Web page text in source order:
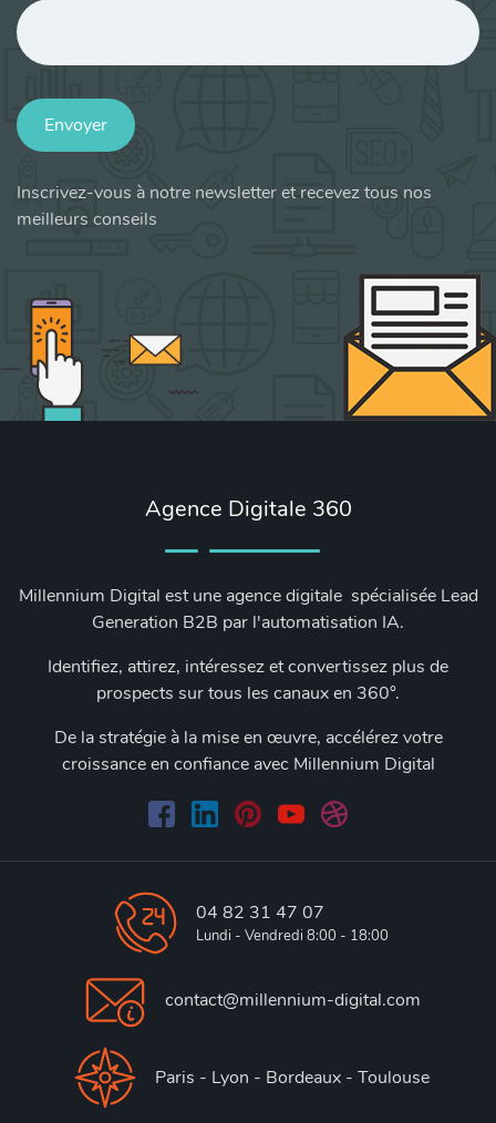
Envoyer
Inscrivez-vous à notre newsletter et recevez tous nos
meilleurs conseils
Agence Digitale 360
Millennium Digital est une agence digitale spécialisée Lead
Generation B2B par l'automatisation IA.
Identifiez, attirez, intéressez et convertissez plus de
prospects sur tous les canaux en 360°.
De la stratégie à la mise en œuvre, accélérez votre
croissance en confiance avec Millennium Digital
04 82 31 47 07
Lundi - Vendredi 8:00 - 18:00
contact@millennium-digital.com
Paris - Lyon - Bordeaux - Toulouse